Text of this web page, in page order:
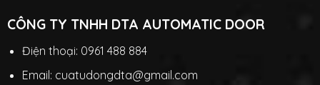
CÔNG TY TNHH DTA AUTOMATIC DOOR
Điện thoại: 0961 488 884
Email: cuatudongdta@gmail.com